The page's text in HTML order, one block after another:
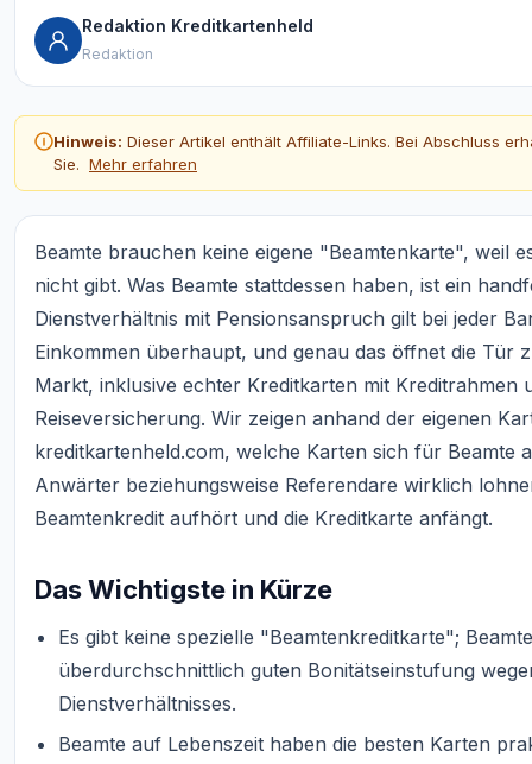
Redaktion Kreditkartenheld
Redaktion
Hinweis: Dieser Artikel enthält Affiliate-Links. Bei Abschluss
Sie. Mehr erfahren
Beamte brauchen keine eigene "Beamtenkarte", weil
nicht gibt. Was Beamte stattdessen haben, ist ein
Dienstverhältnis mit Pensionsanspruch gilt bei jeder
Einkommen überhaupt, und genau das öffnet die Tür
Markt, inklusive echter Kreditkarten mit Kreditrahmen
Reiseversicherung. Wir zeigen anhand der eigenen
kreditkartenheld.com, welche Karten sich für Beamte
Anwärter beziehungsweise Referendare wirklich
Beamtenkredit aufhört und die Kreditkarte anfängt.
Das Wichtigste in Kürze
Es gibt keine spezielle "Beamtenkreditkarte";
überdurchschnittlich guten Bonitätseinstufung
Dienstverhältnisses.
Beamte auf Lebenszeit haben die besten Karten